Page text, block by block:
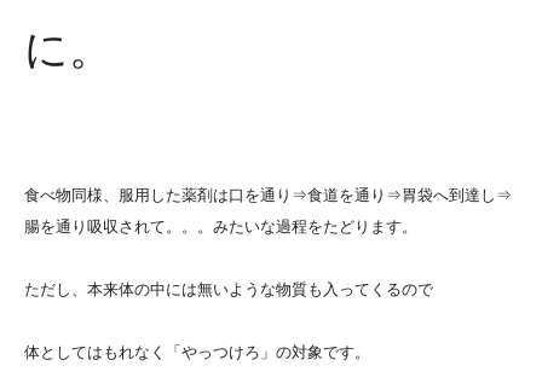
に。
食べ物同様、服用した薬剤は口を通り⇒食道を通り⇒胃袋へ到達し⇒
腸を通り吸収されて。。。みたいな過程をたどります。
ただし、本来体の中には無いような物質も入ってくるので
体としてはもれなく「やっつけろ」の対象です。